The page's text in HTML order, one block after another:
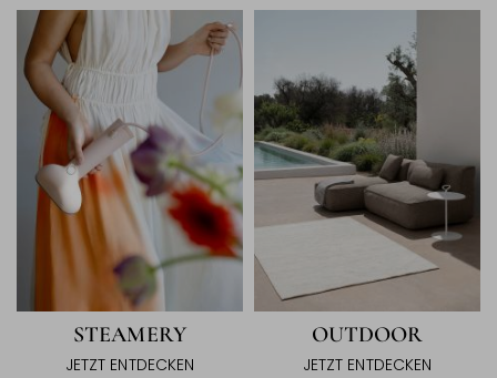
STEAMERY
JETZT ENTDECKEN
OUTDOOR
JETZT ENTDECKEN